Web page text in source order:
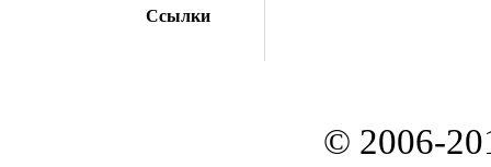
Ссылки
© 2006-